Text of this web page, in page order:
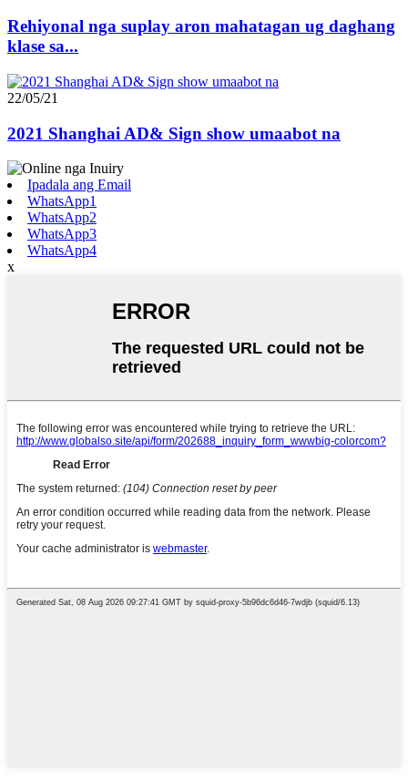
Rehiyonal nga suplay aron mahatagan ug daghang
klase sa...
22/05/21
2021 Shanghai AD& Sign show umaabot na
Ipadala ang Email
WhatsApp1
WhatsApp2
WhatsApp3
WhatsApp4
x